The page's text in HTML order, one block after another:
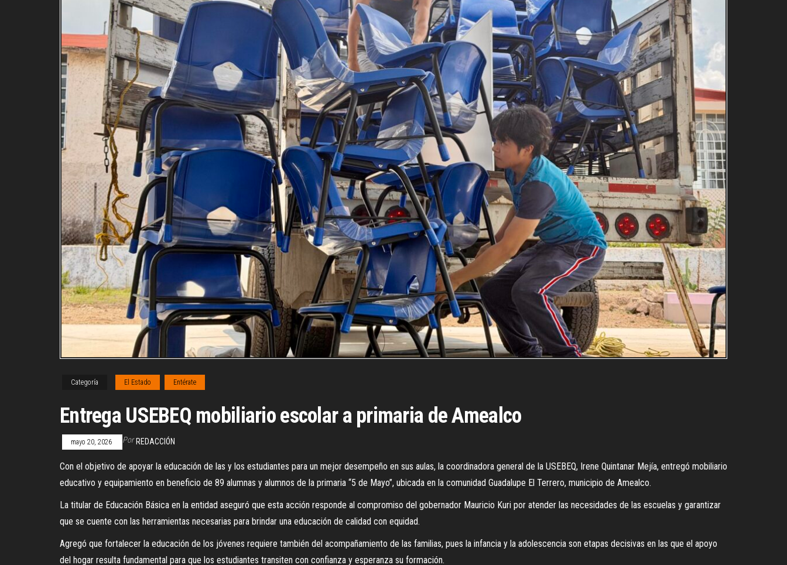
Categoría El Estado Entérate
Entrega USEBEQ mobiliario escolar a primaria de Amealco
mayo 20, 2026 Por REDACCIÓN
Con el objetivo de apoyar la educación de las y los estudiantes para un mejor desempeño en sus aulas, la coordinadora general de la USEBEQ, Irene Quintanar Mejía, entregó mobiliario
educativo y equipamiento en beneficio de 89 alumnas y alumnos de la primaria “5 de Mayo”, ubicada en la comunidad Guadalupe El Terrero, municipio de Amealco.
La titular de Educación Básica en la entidad aseguró que esta acción responde al compromiso del gobernador Mauricio Kuri por atender las necesidades de las escuelas y garantizar
que se cuente con las herramientas necesarias para brindar una educación de calidad con equidad.
Agregó que fortalecer la educación de los jóvenes requiere también del acompañamiento de las familias, pues la infancia y la adolescencia son etapas decisivas en las que el apoyo
del hogar resulta fundamental para que los estudiantes transiten con confianza y esperanza su formación.